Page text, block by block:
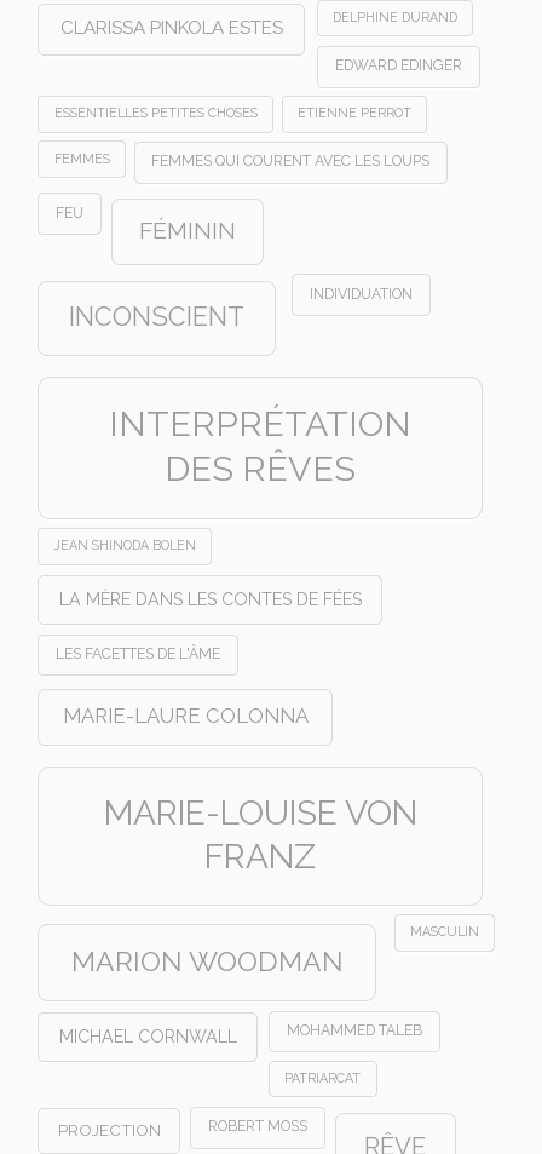
CLARISSA PINKOLA ESTES DELPHINE DURAND
EDWARD EDINGER
ESSENTIELLES PETITES CHOSES ETIENNE PERROT
FEMMES FEMMES QUI COURENT AVEC LES LOUPS
FEU
FÉMININ
INCONSCIENT
INDIVIDUATION
INTERPRÉTATION
DES RÊVES
JEAN SHINODA BOLEN
LA MÈRE DANS LES CONTES DE FÉES
LES FACETTES DE L'ÂME
MARIE-LAURE COLONNA
MARIE-LOUISE VON
FRANZ
MARION WOODMAN
MASCULIN
MICHAEL CORNWALL MOHAMMED TALEB
PATRIARCAT
PROJECTION ROBERT MOSS
RÊVE